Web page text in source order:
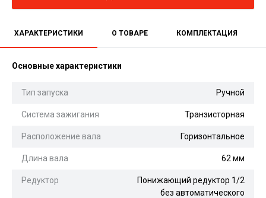
ХАРАКТЕРИСТИКИ О ТОВАРЕ КОМПЛЕКТАЦИЯ
Основные характеристики
Тип запуска Ручной
Система зажигания Транзисторная
Расположение вала Горизонтальное
Длина вала 62 мм
Редуктор
Понижающий редуктор 1/2
без автоматического